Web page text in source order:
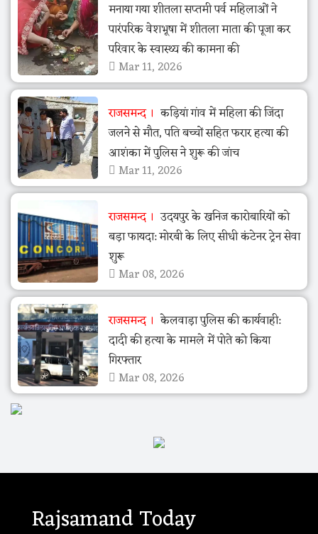
मनाया गया शीतला सप्तमी पर्व महिलाओं ने
पारंपरिक वेशभूषा में शीतला माता की पूजा कर
परिवार के स्वास्थ्य की कामना की
Mar 11, 2026
राजसमन्द
कड़ियां गांव में महिला की जिंदा
जलने से मौत, पति बच्चों सहित फरार हत्या की
आशंका में पुलिस ने शुरू की जांच
Mar 11, 2026
राजसमन्द
उदयपुर के खनिज कारोबारियों को
बड़ा फायदा: मोरबी के लिए सीधी कंटेनर ट्रेन सेवा
शुरू
Mar 08, 2026
राजसमन्द
केलवाड़ा पुलिस की कार्यवाही:
दादी की हत्या के मामले में पोते को किया
गिरफ्तार
Mar 08, 2026
Rajsamand Today